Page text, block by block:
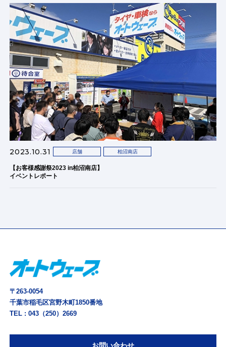
2023.10.31 店舗 柏沼南店
【お客様感謝祭2023 in柏沼南店】
イベントレポート
〒263-0054
千葉市稲毛区宮野木町1850番地
TEL :043（250）2669